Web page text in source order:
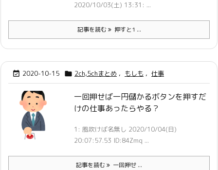
2020/10/03(土) 13:31: ...
記事を読む 押すと1 ...
 2020-10-15  2ch,5chまとめ , もしも , 仕事
一回押せば一円儲かるボタンを押すだ
けの仕事あったらやる？
1: 風吹けば名無し 2020/10/04(日)
20:07:57.53 ID:84Zmq ...
記事を読む 一回押せ ...